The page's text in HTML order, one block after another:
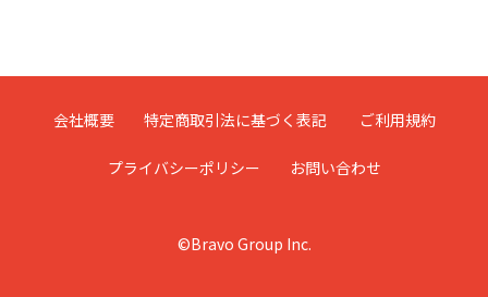
会社概要 特定商取引法に基づく表記 ご利用規約
プライバシーポリシー お問い合わせ
©Bravo Group Inc.